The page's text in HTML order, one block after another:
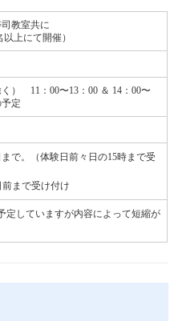
教室共に
上にて開催）
） 11：00〜13：00 ＆ 14：00〜
定
で。（体験日前々日の15時まで受
まで受け付け
定していますが内容によって短縮が